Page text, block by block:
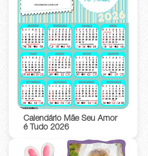
Calendário Mãe Seu Amor
é Tudo 2026